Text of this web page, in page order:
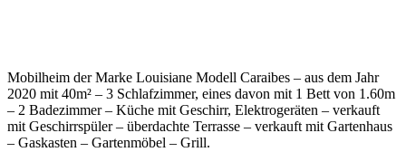
Mobilheim der Marke Louisiane Modell Caraibes – aus dem Jahr
2020 mit 40m² – 3 Schlafzimmer, eines davon mit 1 Bett von 1.60m
– 2 Badezimmer – Küche mit Geschirr, Elektrogeräten – verkauft
mit Geschirrspüler – überdachte Terrasse – verkauft mit Gartenhaus
– Gaskasten – Gartenmöbel – Grill.